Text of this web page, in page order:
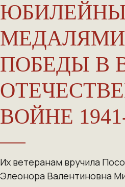
МЕДАЛЯМИ
ПОБЕДЫ В
ВОЙНЕ
Их ветеранам вручила
Элеонора Валентиновна